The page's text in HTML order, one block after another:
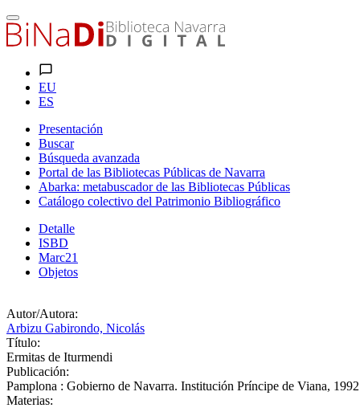
EU
ES
Presentación
Buscar
Búsqueda avanzada
Portal de las Bibliotecas Públicas de Navarra
Abarka: metabuscador de las Bibliotecas Públicas
Catálogo colectivo del Patrimonio Bibliográfico
Detalle
ISBD
Marc21
Objetos
Autor/Autora:
Arbizu Gabirondo, Nicolás
Título:
Ermitas de Iturmendi
Publicación:
Pamplona : Gobierno de Navarra. Institución Príncipe de Viana, 1992
Materias: